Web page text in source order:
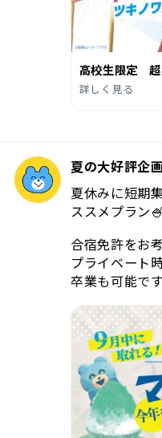
高校生限定 超
詳しく見る
夏の大好評企
夏休みに短期
ススメプラン🍧
合宿免許をお
プライベート
卒業も可能で